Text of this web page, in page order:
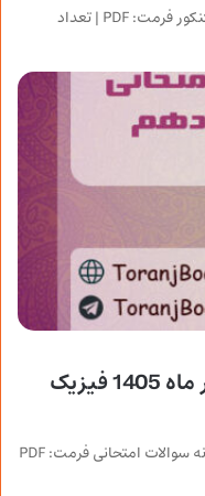
نام درس : ریاضی کنکور | دسته بندی: تست کنکور فرمت: PDF | تعداد
نمونه سوالات امتحان نهایی تیر ماه 1405 فیزیک
نام درس : فیزیک دوازدهم | دسته بندی: نمونه سوالات امتحانی فرمت: PDF